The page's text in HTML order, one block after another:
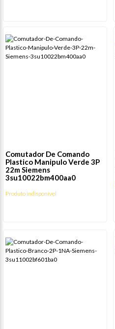
Comutador De Comando
Plastico Manipulo Verde 3P
22m Siemens
3su10022bm400aa0
Produto indisponível